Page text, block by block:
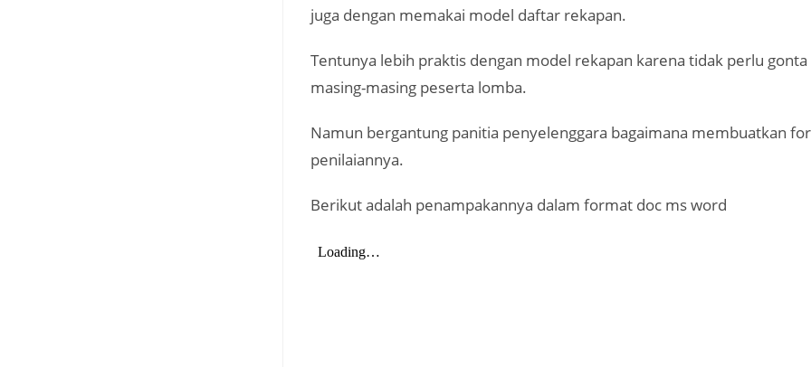
juga dengan memakai model daftar rekapan.
Tentunya lebih praktis dengan model rekapan karena tidak perlu
masing-masing peserta lomba.
Namun bergantung panitia penyelenggara bagaimana membuatkan
penilaiannya.
Berikut adalah penampakannya dalam format doc ms word